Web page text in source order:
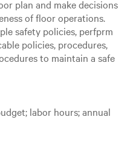
plan and make decisions
of floor operations.
safety policies, perfprm
policies, procedures,
to maintain a safe
labor hours; annual